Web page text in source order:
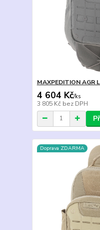
MAXPEDITION AGR
4 604 Kč/ks
3 805 Kč bez DPH
Doprava ZDARMA